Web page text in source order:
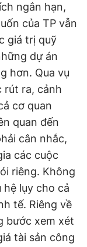
ngắn hạn,
của TP vẫn
giá trị quỹ
dự án
hơn. Qua vụ
rút ra, cảnh
cơ quan
quan đến
cân nhắc,
các cuộc
riêng. Không
hệ lụy cho cả
tế. Riêng về
bước xem xét
tài sản công